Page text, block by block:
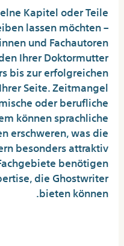
Kapitel oder Teile
lassen möchten –
und Fachautoren
Ihrer Doktormutter
bis zur erfolgreichen
Seite. Zeitmangel
oder berufliche
können sprachliche
erschweren, was die
besonders attraktiv
benötigen
die Ghostwriter
bieten können.